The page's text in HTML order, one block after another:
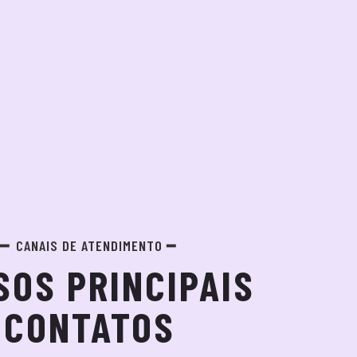
CANAIS DE ATENDIMENTO
PRINCIPAIS
CONTATOS